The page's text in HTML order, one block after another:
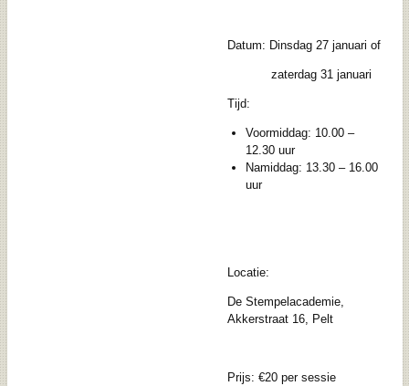
Datum: Dinsdag 27 januari of
zaterdag 31 januari
Tijd:
Voormiddag: 10.00 –
12.30 uur
Namiddag: 13.30 – 16.00
uur
Locatie:
De Stempelacademie,
Akkerstraat 16, Pelt
Prijs: €20 per sessie